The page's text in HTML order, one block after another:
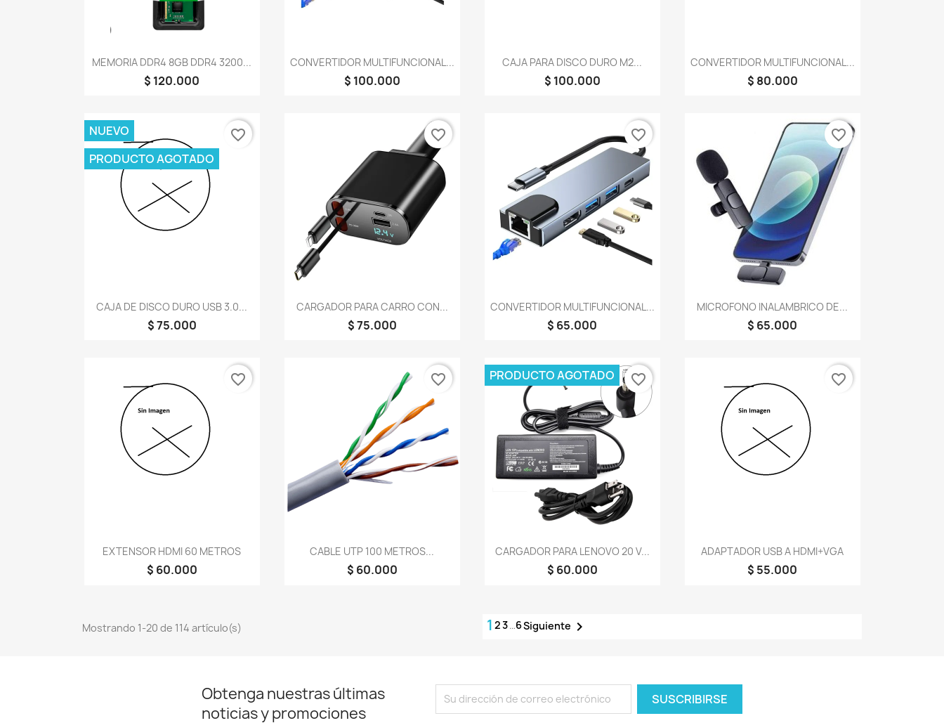
Vista rápida
MEMORIA DDR4 8GB DDR4 3200...
$ 120.000
Vista rápida
CONVERTIDOR MULTIFUNCIONAL...
$ 100.000
Vista rápida
CAJA PARA DISCO DURO M2...
$ 100.000
Vista rápida
CONVERTIDOR MULTIFUNCIONAL...
$ 80.000
Vista rápida
CAJA DE DISCO DURO USB 3.0...
$ 75.000
NUEVO
PRODUCTO AGOTADO
favorite_border
Vista rápida
CARGADOR PARA CARRO CON...
$ 75.000
favorite_border
Vista rápida
CONVERTIDOR MULTIFUNCIONAL...
$ 65.000
favorite_border
Vista rápida
MICROFONO INALAMBRICO DE...
$ 65.000
favorite_border
Vista rápida
EXTENSOR HDMI 60 METROS
$ 60.000
favorite_border
 Vista rápida
CABLE UTP 100 METROS...
$ 60.000
favorite_border
Vista rápida
CARGADOR PARA LENOVO 20 V...
$ 60.000
PRODUCTO AGOTADO favorite_border
Vista rápida
ADAPTADOR USB A HDMI+VGA
$ 55.000
favorite_border
Mostrando 1-20 de 114 artículo(s) 1 23…6Siguiente 
Obtenga nuestras últimas
noticias y promociones